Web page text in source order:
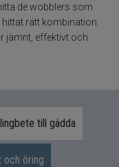
de wobblers som
hittat rätt kombination
jämnt, effektivt och
till gädda
och öring